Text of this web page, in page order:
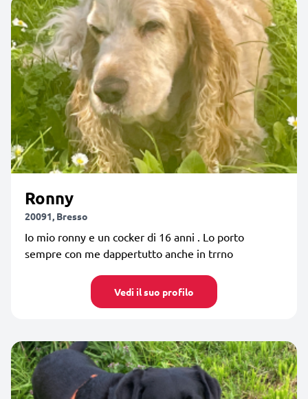
Ronny
20091, Bresso
Io mio ronny e un cocker di 16 anni . Lo porto
sempre con me dappertutto anche in trrno
Vedi il suo profilo